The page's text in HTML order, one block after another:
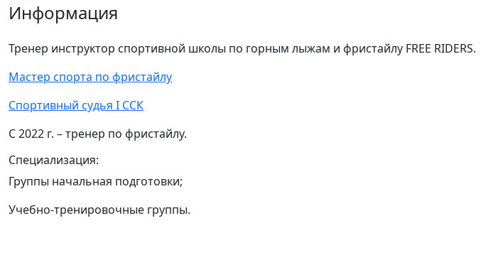
Информация
Тренер инструктор спортивной школы по горным лыжам и фристайлу FREE RIDERS.
Мастер спорта по фристайлу
Спортивный судья I ССК
С 2022 г. – тренер по фристайлу.
Специализация:
Группы начальная подготовки;
Учебно-тренировочные группы.